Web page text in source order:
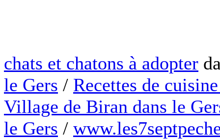
chats et chatons à adopter
le Gers / Recettes de
Village de Biran dans le
le Gers /